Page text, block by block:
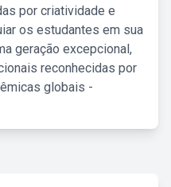
por criatividade e
os estudantes em sua
geração excepcional,
reconhecidas por
globais -